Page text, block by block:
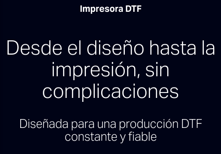
Impresora DTF
Desde el diseño hasta la
impresión, sin
complicaciones
Diseñada para una producción DTF
constante y fiable